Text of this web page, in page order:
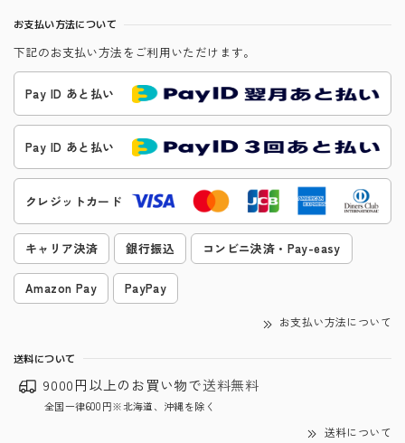
お支払い方法について
下記のお支払い方法をご利用いただけます。
Pay ID あと払い
Pay ID あと払い
クレジットカード
キャリア決済 銀行振込 コンビニ決済・Pay-easy
Amazon Pay PayPay
お支払い方法について
送料について
9000円以上のお買い物で送料無料
全国一律600円※北海道、沖縄を除く
送料について